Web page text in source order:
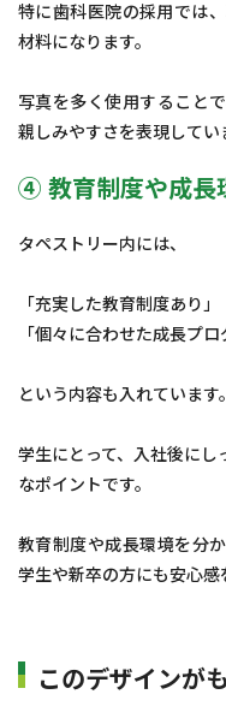
特に歯科医院の採用では
材料になります。
写真を多く使用すること
親しみやすさを表現してい
④ 教育制度や成長
タペストリー内には、
「充実した教育制度あり」
「個々に合わせた成長プロ
という内容も入れています。
学生にとって、入社後に
なポイントです。
教育制度や成長環境を分
学生や新卒の方にも安心感
このデザインが